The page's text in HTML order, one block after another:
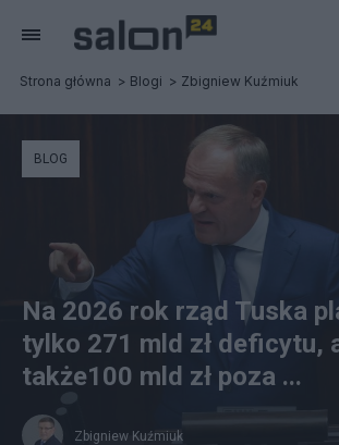
Strona główna Blogi Zbigniew Kuźmiuk
BLOG
Na 2026 rok rząd Tuska
tylko 271 mld zł deficytu,
także100 mld zł poza ...
Zbigniew Kuźmiuk